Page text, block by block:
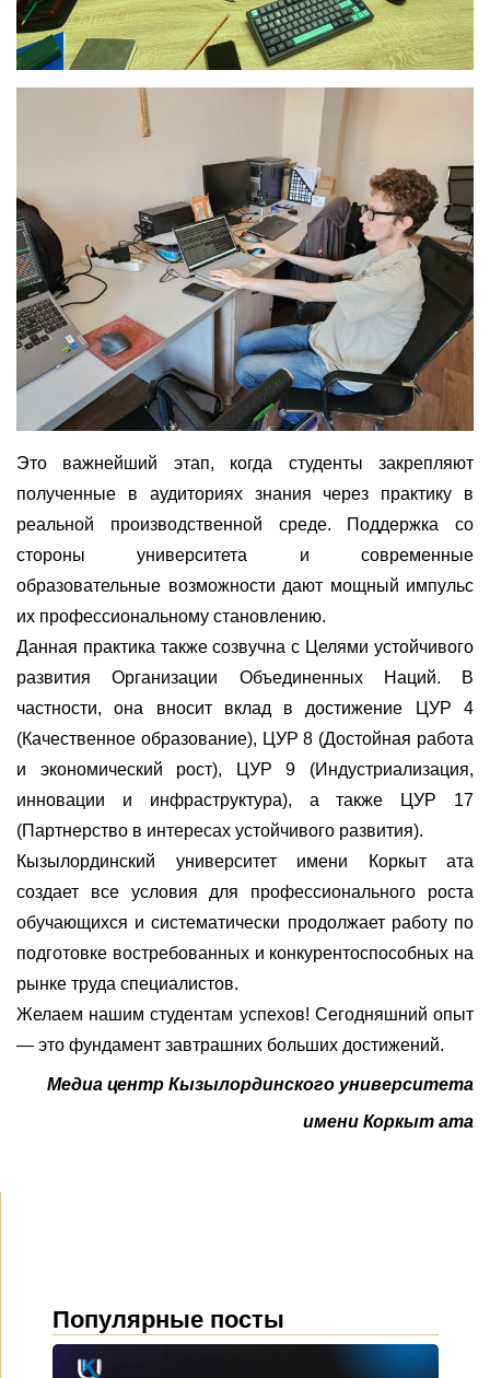
Это важнейший этап, когда студенты закрепляют
полученные в аудиториях знания через практику в
реальной производственной среде. Поддержка со
стороны университета и современные
образовательные возможности дают мощный импульс
их профессиональному становлению.
Данная практика также созвучна с Целями устойчивого
развития Организации Объединенных Наций. В
частности, она вносит вклад в достижение ЦУР 4
(Качественное образование), ЦУР 8 (Достойная работа
и экономический рост), ЦУР 9 (Индустриализация,
инновации и инфраструктура), а также ЦУР 17
(Партнерство в интересах устойчивого развития).
Кызылординский университет имени Коркыт ата
создает все условия для профессионального роста
обучающихся и систематически продолжает работу по
подготовке востребованных и конкурентоспособных на
рынке труда специалистов.
Желаем нашим студентам успехов! Сегодняшний опыт
— это фундамент завтрашних больших достижений.
Медиа центр Кызылординского университета
имени Коркыт ата
Популярные посты